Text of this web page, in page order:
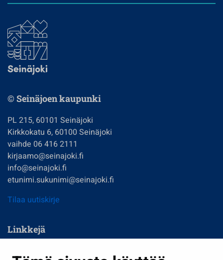
© Seinäjoen kaupunki
PL 215, 60101 Seinäjoki
Kirkkokatu 6, 60100 Seinäjoki
vaihde 06 416 2111
kirjaamo@seinajoki.fi
info@seinajoki.fi
etunimi.sukunimi@seinajoki.fi
Tilaa uutiskirje
Linkkejä